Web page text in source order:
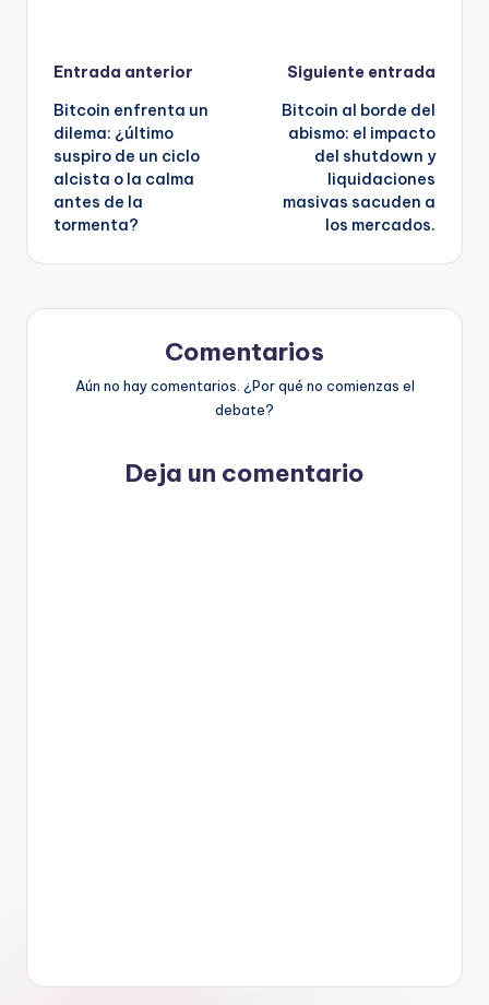
Navegación
de
entradas
Entrada anterior
Bitcoin enfrenta un
dilema: ¿último
suspiro de un ciclo
alcista o la calma
antes de la
tormenta?
Siguiente entrada
Bitcoin al borde del
abismo: el impacto
del shutdown y
liquidaciones
masivas sacuden a
los mercados.
Comentarios
Aún no hay comentarios. ¿Por qué no comienzas el
debate?
Deja un comentario